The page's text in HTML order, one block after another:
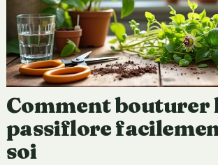
Comment bouturer
passiflore
soi